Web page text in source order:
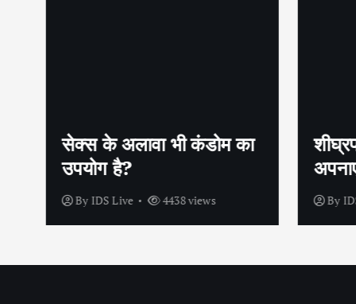
सेक्स के अलावा भी कंडोम का
उपयोग है?
ByIDS Live 4438 views By